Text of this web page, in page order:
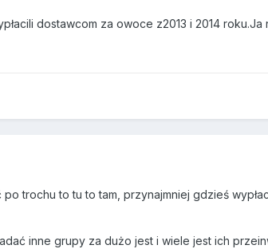
dostawcom za owoce z2013 i 2014 roku.Ja
trochu to tu to tam, przynajmniej gdzieś
inne grupy za dużo jest i wiele jest ich